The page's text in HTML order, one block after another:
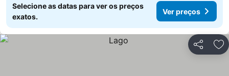
Selecione as datas para ver os preços
exatos.
Ver preços
Partilhar